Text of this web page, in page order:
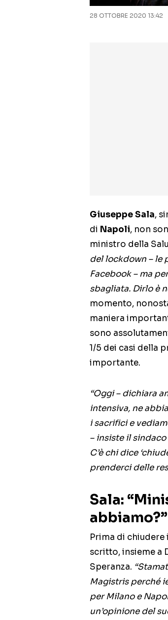
28 OTTOBRE 2020 13:42
Giuseppe Sala,
di Napoli, non
ministro della
del lockdown – le
Facebook – ma
sbagliata. Dirlo è
momento,
maniera
sono
1/5 dei casi della
importante.
“Oggi – dichiara
intensiva, ne
i sacrifici e
– insiste il
C’è chi dice
prenderci delle
Sala:
abbiamo?”
Prima di chiudere
scritto, insieme a
Speranza.
Magistris perché
per Milano e
un’opinione del